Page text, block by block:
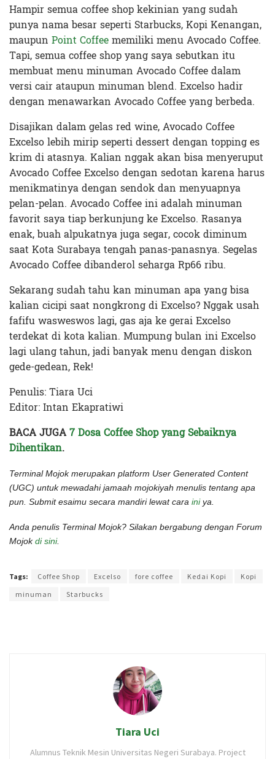
Hampir semua coffee shop kekinian yang sudah
punya nama besar seperti Starbucks, Kopi Kenangan,
maupun Point Coffeememiliki menu Avocado Coffee.
Tapi, semua coffee shop yang saya sebutkan itu
membuat menu minuman Avocado Coffee dalam
versi cair ataupun minuman blend. Excelso hadir
dengan menawarkan Avocado Coffee yang berbeda.
Disajikan dalam gelas red wine, Avocado Coffee
Excelso lebih mirip seperti dessert dengan topping es
krim di atasnya. Kalian nggak akan bisa menyeruput
Avocado Coffee Excelso dengan sedotan karena harus
menikmatinya dengan sendok dan menyuapnya
pelan-pelan. Avocado Coffee ini adalah minuman
favorit saya tiap berkunjung ke Excelso. Rasanya
enak, buah alpukatnya juga segar, cocok diminum
saat Kota Surabaya tengah panas-panasnya. Segelas
Avocado Coffee dibanderol seharga Rp66 ribu.
Sekarang sudah tahu kan minuman apa yang bisa
kalian cicipi saat nongkrong di Excelso? Nggak usah
fafifu wasweswos lagi, gas aja ke gerai Excelso
terdekat di kota kalian. Mumpung bulan ini Excelso
lagi ulang tahun, jadi banyak menu dengan diskon
gede-gedean, Rek!
Penulis: Tiara Uci
Editor: Intan Ekapratiwi
BACA JUGA7 Dosa Coffee Shop yang Sebaiknya
Dihentikan.
Terminal Mojok merupakan platform User Generated Content
(UGC) untuk mewadahi jamaah mojokiyah menulis tentang apa
pun. Submit esaimu secara mandiri lewat cara iniya.
Anda penulis Terminal Mojok? Silakan bergabung dengan Forum
Mojokdi sini.
Tags: Coffee Shop Excelso fore coffee Kedai Kopi
Kopi
minuman
Starbucks
Tiara Uci
Alumnus Teknik Mesin Universitas Negeri Surabaya. Project